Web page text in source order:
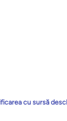
cu sursă